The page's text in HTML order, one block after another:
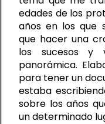
edades de los
años en los que
que hacer una
los sucesos y
panorámica.
para tener un
estaba
sobre los años
un determinado